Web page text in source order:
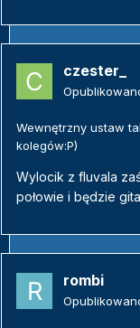
czester_
Wewnętrzny ustaw
kolegów:P)
Wylocik z fluvala
połowie i będzie
rombi